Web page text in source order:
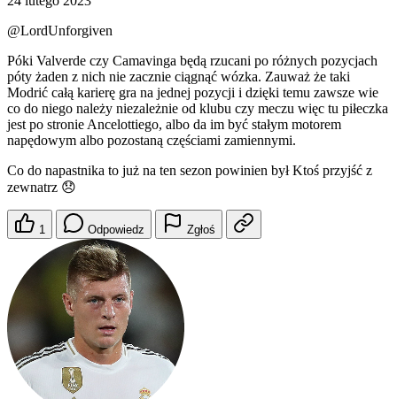
@LordUnforgiven
Póki Valverde czy Camavinga będą rzucani po różnych pozycjach
póty żaden z nich nie zacznie ciągnąć wózka. Zauważ że taki
Modrić całą karierę gra na jednej pozycji i dzięki temu zawsze wie
co do niego należy niezależnie od klubu czy meczu więc tu piłeczka
jest po stronie Ancelottiego, albo da im być stałym motorem
napędowym albo pozostaną częściami zamiennymi.
Co do napastnika to już na ten sezon powinien był Ktoś przyjść z
zewnatrz 😞
1 Odpowiedz Zgłoś